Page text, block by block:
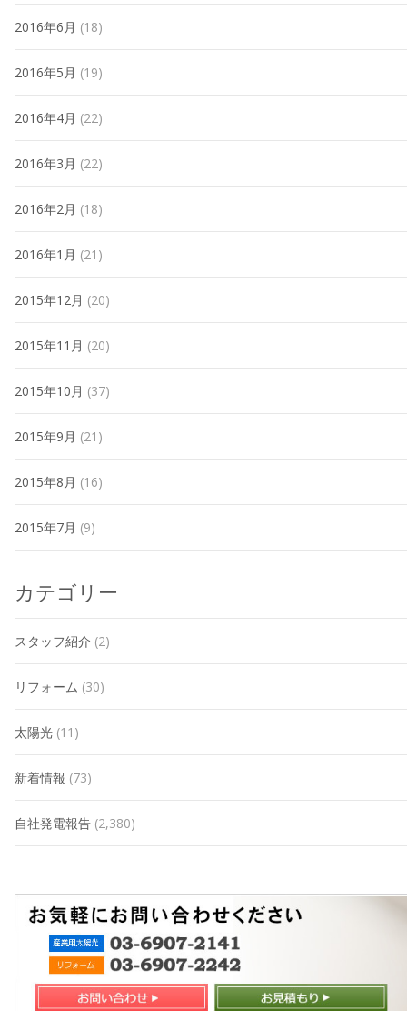
2016年6月 (18)
2016年5月 (19)
2016年4月 (22)
2016年3月 (22)
2016年2月 (18)
2016年1月 (21)
2015年12月 (20)
2015年11月 (20)
2015年10月 (37)
2015年9月 (21)
2015年8月 (16)
2015年7月 (9)
カテゴリー
スタッフ紹介 (2)
リフォーム (30)
太陽光 (11)
新着情報 (73)
自社発電報告 (2,380)